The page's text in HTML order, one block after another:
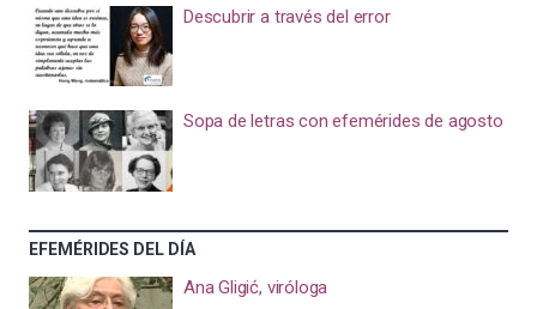
Descubrir a través del error
Sopa de letras con efemérides de agosto
EFEMÉRIDES DEL DÍA
Ana Gligić, viróloga